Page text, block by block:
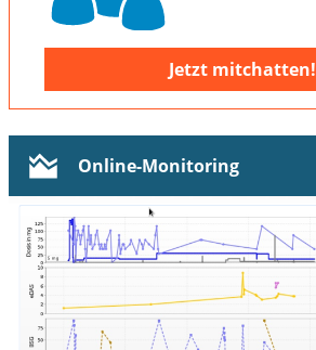
Jetzt mitchatten!
Online-Monitoring